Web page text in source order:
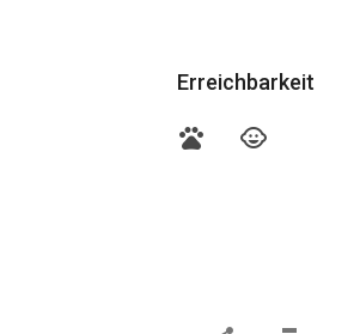
Erreichbarkeit
pets child_care